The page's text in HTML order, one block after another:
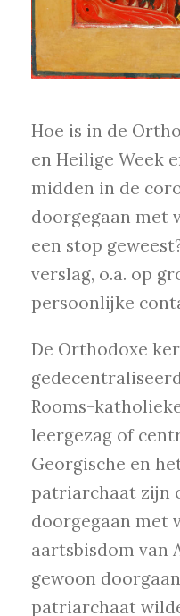
Hoe is in de
en Heilige Week
midden in de
doorgegaan met
een stop
verslag, o.a. op
persoonlijke
De Orthodoxe
Rooms-
leergezag of
Georgische en
patriarchaat zijn
doorgegaan met
aartsbisdom van
gewoon
patriarchaat